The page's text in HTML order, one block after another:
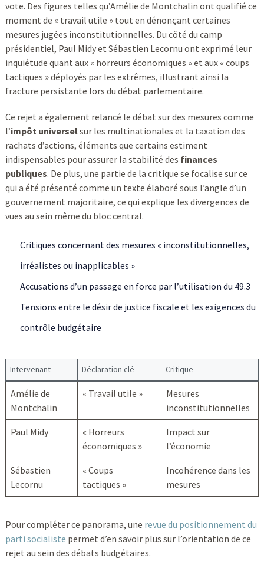
vote. Des figures telles qu’Amélie de Montchalin ont qualifié ce
moment de « travail utile » tout en dénonçant certaines
mesures jugées inconstitutionnelles. Du côté du camp
présidentiel, Paul Midy et Sébastien Lecornu ont exprimé leur
inquiétude quant aux « horreurs économiques » et aux « coups
tactiques » déployés par les extrêmes, illustrant ainsi la
fracture persistante lors du débat parlementaire.
Ce rejet a également relancé le débat sur des mesures comme
l’impôt universelsur les multinationales et la taxation des
rachats d’actions, éléments que certains estiment
indispensables pour assurer la stabilité des finances
publiques. De plus, une partie de la critique se focalise sur ce
qui a été présenté comme un texte élaboré sous l’angle d’un
gouvernement majoritaire, ce qui explique les divergences de
vues au sein même du bloc central.
Critiques concernant des mesures « inconstitutionnelles,
irréalistes ou inapplicables »
Accusations d’un passage en force par l’utilisation du 49.3
Tensions entre le désir de justice fiscale et les exigences du
contrôle budgétaire
Intervenant Déclaration clé Critique
Amélie de
Montchalin
« Travail utile »
Mesures
inconstitutionnelles
Paul Midy
« Horreurs
économiques »
Impact sur
l’économie
Sébastien
Lecornu
« Coups
tactiques »
Incohérence dans les
mesures
Pour compléter ce panorama, une revue du positionnement du
parti socialiste permet d’en savoir plus sur l’orientation de ce
rejet au sein des débats budgétaires.